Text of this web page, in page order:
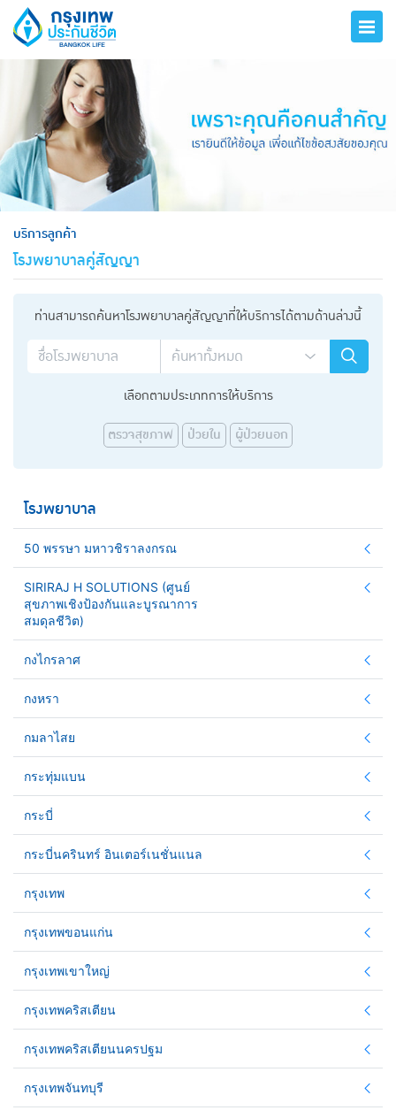
บริการลูกค้า
โรงพยาบาลคู่สัญญา
ท่านสามารถค้นหาโรงพยาบาลคู่สัญญาที่ให้บริการได้ตามด้านล่างนี้
เลือกตามประเภทการให้บริการ
ตรวจสุขภาพ ป่วยใน ผู้ป่วยนอก
โรงพยาบาล
50 พรรษา มหาวชิราลงกรณ
SIRIRAJ H SOLUTIONS (ศูนย์
สุขภาพเชิงป้องกันและบูรณาการ
สมดุลชีวิต)
กงไกรลาศ
กงหรา
กมลาไสย
กระทุ่มแบน
กระบี่
กระบี่นครินทร์ อินเตอร์เนชั่นแนล
กรุงเทพ
กรุงเทพขอนแก่น
กรุงเทพเขาใหญ่
กรุงเทพคริสเตียน
กรุงเทพคริสเตียนนครปฐม
กรุงเทพจันทบุรี